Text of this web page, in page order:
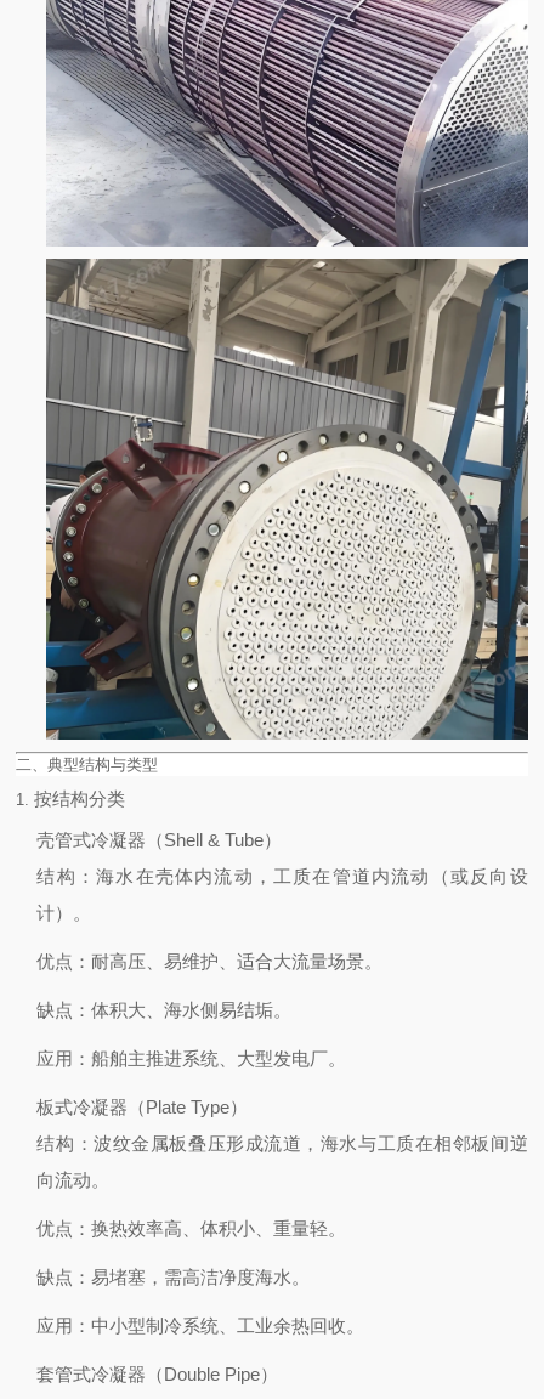
二、典型结构与类型
1.按结构分类
壳管式冷凝器（Shell & Tube）
结构 ：海水在壳体内流动，工质在管道内流动（或反向设
计）。
优点 ：耐高压、易维护、适合大流量场景。
缺点 ：体积大、海水侧易结垢。
应用 ：船舶主推进系统、大型发电厂。
板式冷凝器（Plate Type）
结构 ：波纹金属板叠压形成流道，海水与工质在相邻板间逆
向流动。
优点 ：换热效率高、体积小、重量轻。
缺点 ：易堵塞，需高洁净度海水。
应用 ：中小型制冷系统、工业余热回收。
套管式冷凝器（Double Pipe）